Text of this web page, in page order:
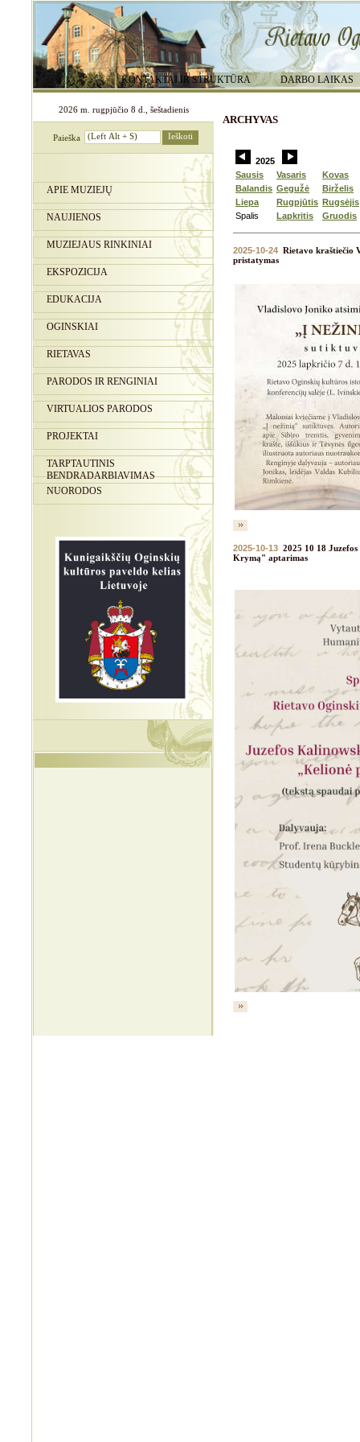
KONTAKTAI IR STRUKTŪRA DARBO LAIKAS
2026 m. rugpjūčio 8 d., šeštadienis
Paieška
APIE MUZIEJŲ
NAUJIENOS
MUZIEJAUS RINKINIAI
EKSPOZICIJA
EDUKACIJA
OGINSKIAI
RIETAVAS
PARODOS IR RENGINIAI
VIRTUALIOS PARODOS
PROJEKTAI
TARPTAUTINIS
BENDRADARBIAVIMAS
NUORODOS
ARCHYVAS
2025
Sausis
Vasaris
Kovas
Balandis Gegužė
Birželis
Liepa
Rugpjūtis Rugsėjis
Spalis
Lapkritis Gruodis
2025-10-24 Rietavo kraštiečio
pristatymas
2025-10-13 2025 10 18
Krymą" aptarimas